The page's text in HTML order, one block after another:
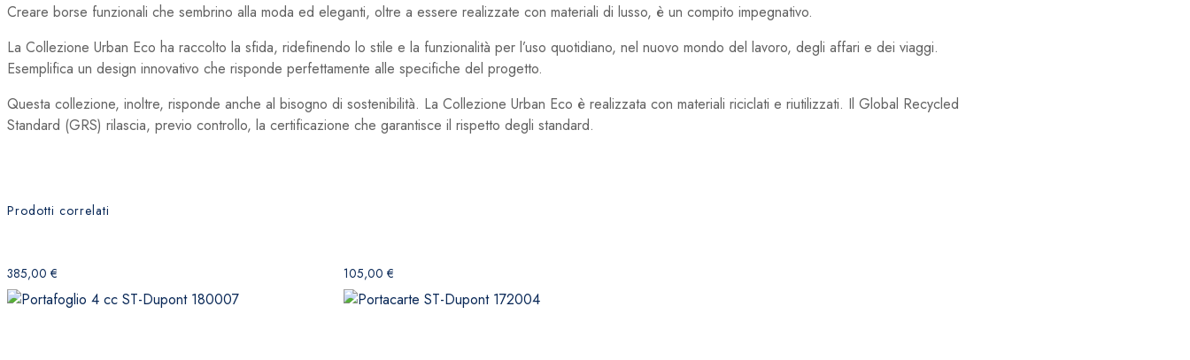
Creare borse funzionali che sembrino alla moda ed eleganti, oltre a essere realizzate con materiali di lusso, è un compito impegnativo.
La Collezione Urban Eco ha raccolto la sfida, ridefinendo lo stile e la funzionalità per l’uso quotidiano, nel nuovo mondo del lavoro, degli affari e dei viaggi.
Esemplifica un design innovativo che risponde perfettamente alle specifiche del progetto.
Questa collezione, inoltre, risponde anche al bisogno di sostenibilità. La Collezione Urban Eco è realizzata con materiali riciclati e riutilizzati. Il Global Recycled
Standard (GRS) rilascia, previo controllo, la certificazione che garantisce il rispetto degli standard.
Prodotti correlati
385,00 € 105,00€